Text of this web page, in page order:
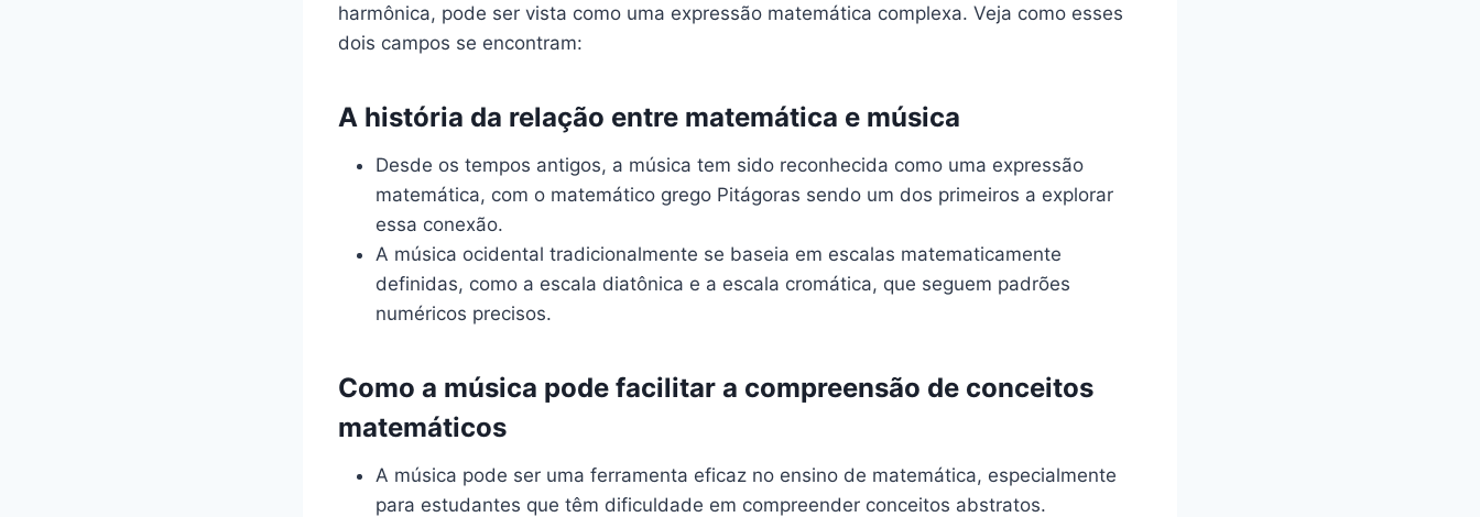
harmônica, pode ser vista como uma expressão matemática complexa. Veja como esses
dois campos se encontram:
A história da relação entre matemática e música
Desde os tempos antigos, a música tem sido reconhecida como uma expressão
matemática, com o matemático grego Pitágoras sendo um dos primeiros a explorar
essa conexão.
A música ocidental tradicionalmente se baseia em escalas matematicamente
definidas, como a escala diatônica e a escala cromática, que seguem padrões
numéricos precisos.
Como a música pode facilitar a compreensão de conceitos
matemáticos
A música pode ser uma ferramenta eficaz no ensino de matemática, especialmente
para estudantes que têm dificuldade em compreender conceitos abstratos.